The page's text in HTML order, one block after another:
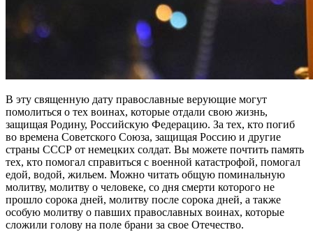
В эту священную дату православные верующие могут
помолиться о тех воинах, которые отдали свою жизнь,
защищая Родину, Российскую Федерацию. За тех, кто погиб
во времена Советского Союза, защищая Россию и другие
страны СССР от немецких солдат. Вы можете почтить память
тех, кто помогал справиться с военной катастрофой, помогал
едой, водой, жильем. Можно читать общую поминальную
молитву, молитву о человеке, со дня смерти которого не
прошло сорока дней, молитву после сорока дней, а также
особую молитву о павших православных воинах, которые
сложили голову на поле брани за свое Отечество.